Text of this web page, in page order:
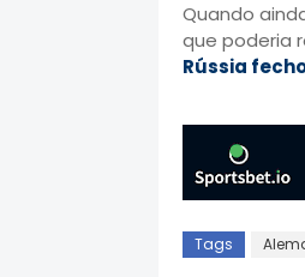
Quando
que poderia
Rússia
Tags